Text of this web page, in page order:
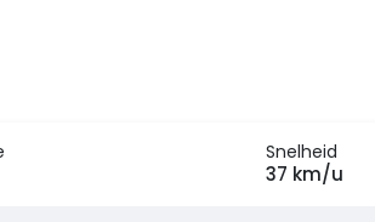
Snelheid
37 km/u